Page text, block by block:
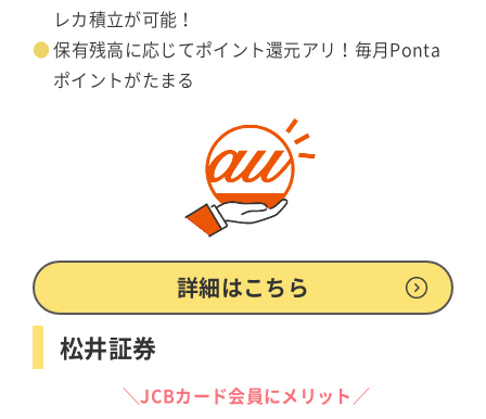
レカ積立が可能！
保有残高に応じてポイント還元アリ！毎月Ponta
ポイントがたまる
詳細はこちら
松井証券
＼JCBカード会員にメリット／